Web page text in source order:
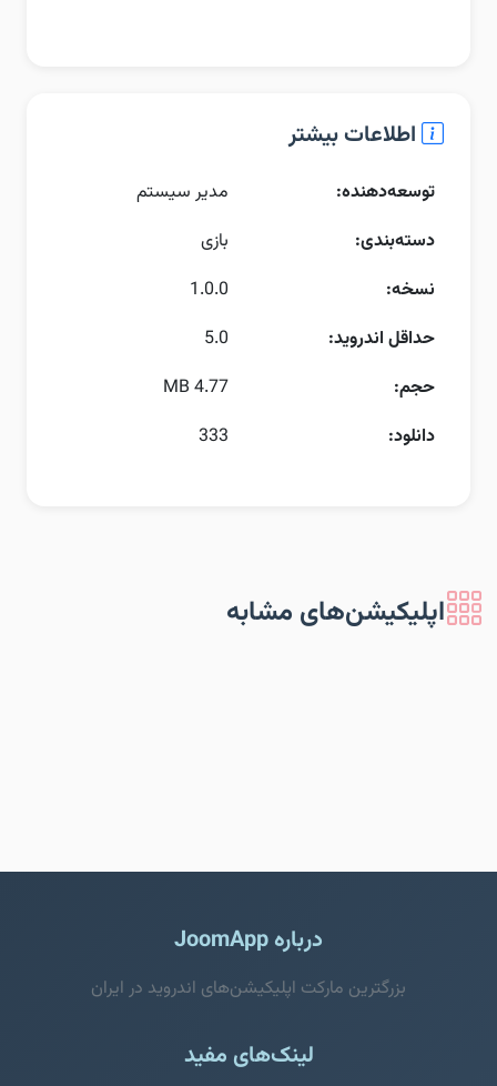
اطلاعات بیشتر
توسعه‌دهنده:
مدیر سیستم
دسته‌بندی:
بازی
نسخه:
1.0.0
حداقل اندروید:
5.0
حجم:
4.77 MB
دانلود:
333
اپلیکیشن‌های مشابه
درباره JoomApp
بزرگترین مارکت اپلیکیشن‌های اندروید در ایران
لینک‌های مفید